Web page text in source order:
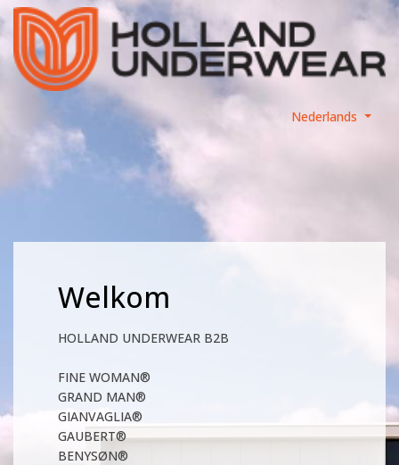
Nederlands
Welkom
HOLLAND UNDERWEAR B2B
FINE WOMAN®
GRAND MAN®
GIANVAGLIA®
GAUBERT®
BENYSØN®